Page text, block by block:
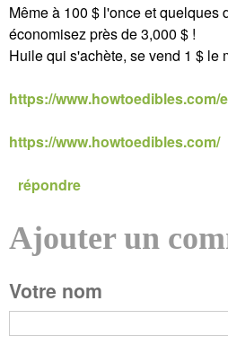
Même à 100 $ l'once et quelques
économisez près de 3,000 $ !
Huile qui s'achète, se vend 1 $ le
https://
https://www.howtoedibles.com/
répondre
P
a
Ajouter un
Votre nom